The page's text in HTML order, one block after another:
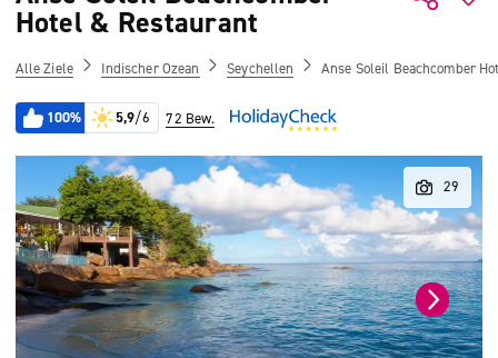
Hotel & Restaurant
Alle Ziele Indischer Ozean Seychellen Anse Soleil Beachcomber
100% 5,9/6 72 Bew.